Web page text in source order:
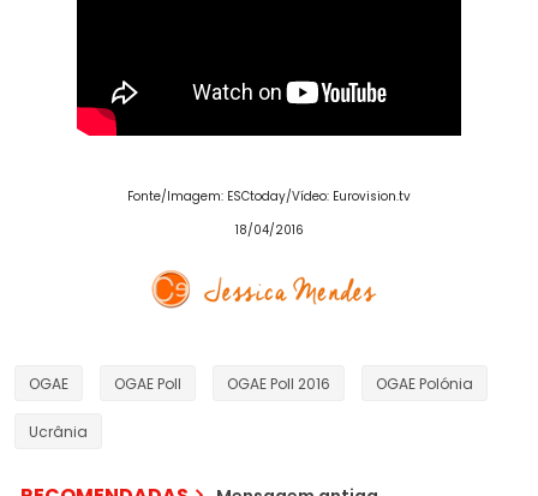
Fonte/Imagem: ESCtoday/Vídeo: Eurovision.tv
18/04/2016
OGAE OGAE Poll OGAE Poll 2016 OGAE Polónia
Ucrânia